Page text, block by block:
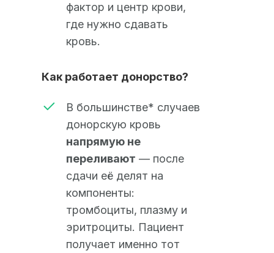
фактор и центр крови,
где нужно сдавать
кровь.
Как работает донорство?
В большинстве* случаев
донорскую кровь
напрямую не
переливают — после
сдачи её делят на
компоненты:
тромбоциты, плазму и
эритроциты. Пациент
получает именно тот